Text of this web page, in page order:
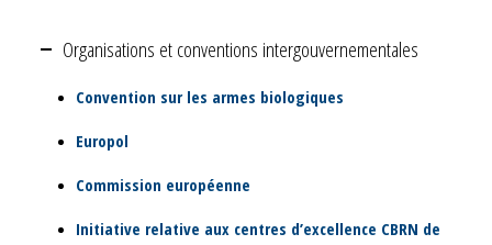
Organisations et conventions intergouvernementales
Convention sur les armes biologiques
Europol
Commission européenne
Initiative relative aux centres d’excellence CBRN de